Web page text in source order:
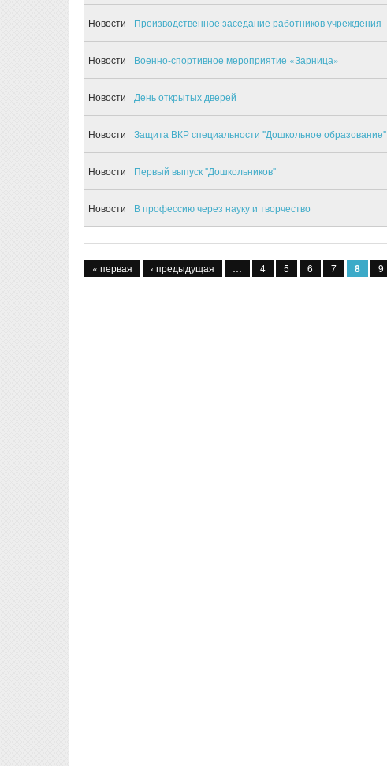
Новости Производственное заседание работников учреждения
Новости Военно-спортивное мероприятие «Зарница»
Новости День открытых дверей
Новости Защита ВКР специальности "Дошкольное образование"
Новости Первый выпуск "Дошкольников"
Новости В профессию через науку и творчество
« первая ‹ предыдущая … 4 5 6 7 8 9